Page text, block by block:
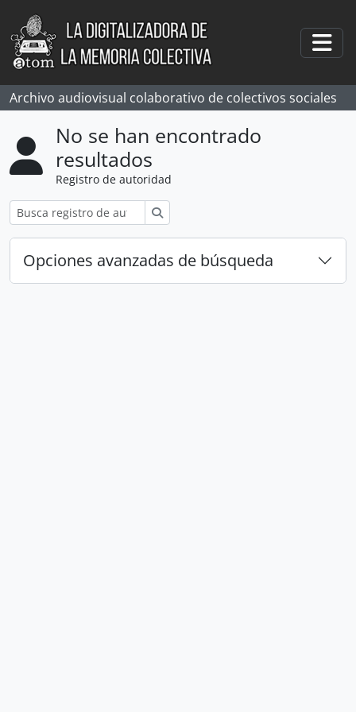
Skip to main content
Archivo audiovisual colaborativo de colectivos sociales
No se han encontrado
resultados
Registro de autoridad
Opciones avanzadas de búsqueda